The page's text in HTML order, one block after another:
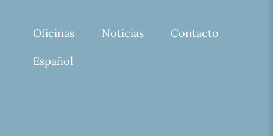
Oficinas Noticias
Contacto
Español